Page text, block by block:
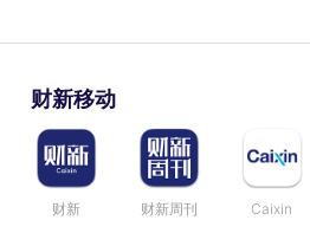
财新移动
财新 财新周刊 Caixin